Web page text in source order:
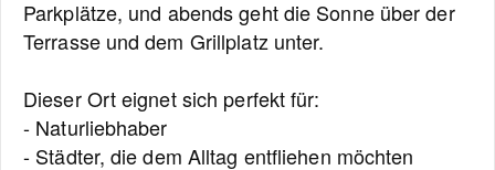
Parkplätze, und abends geht die Sonne über der
Terrasse und dem Grillplatz unter.
Dieser Ort eignet sich perfekt für:
- Naturliebhaber
- Städter, die dem Alltag entfliehen möchten